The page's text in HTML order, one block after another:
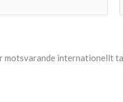
motsvarande internationellt